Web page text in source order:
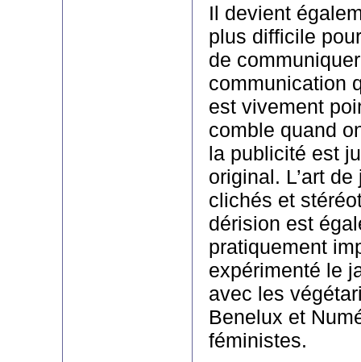
Il devient
plus difficile
de
communication
est vivement
comble quand
la publicité est
original. L’art
clichés et
dérision est
pratiquement
expérimenté le
avec les
Benelux et
féministes.